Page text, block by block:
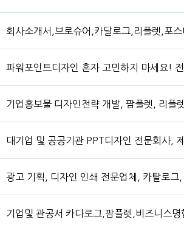
회사소개서,브로슈어,카달로그,리플렛,포
파워포인트디자인 혼자 고민하지 마세요!
기업홍보물 디자인전략 개발, 팜플렛, 리플
대기업 및 공공기관 PPT디자인 전문회사,
광고 기획, 디자인 인쇄 전문업체, 카탈로
기업및 관공서 카다로그,팜플렛,비즈니스